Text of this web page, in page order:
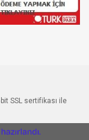
SSL sertifikası ile